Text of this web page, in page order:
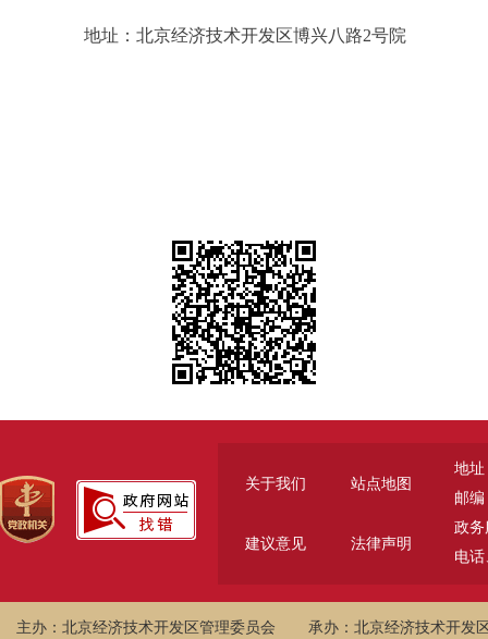
地址：北京经济技术开发区博兴八路2号院
关于我们 站点地图
建议意见 法律声明
地址
邮编
政务
电话
主办：北京经济技术开发区管理委员会 承办：北京经济技术开发